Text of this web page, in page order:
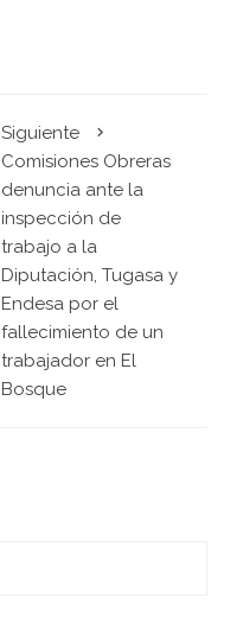
Siguiente
Comisiones Obreras
denuncia ante la
inspección de
trabajo a la
Diputación, Tugasa y
Endesa por el
fallecimiento de un
trabajador en El
Bosque